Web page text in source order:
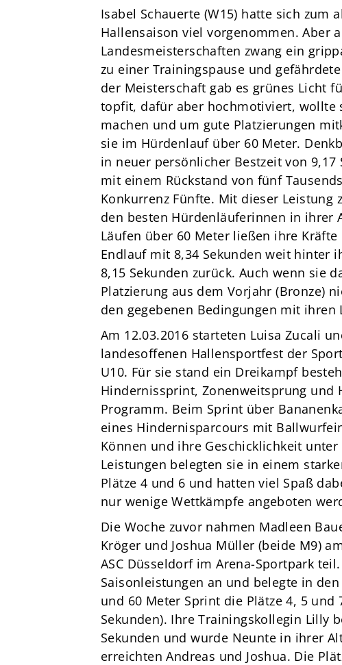
Isabel Schauerte (W15) hatte sich zum
Hallensaison viel vorgenommen. Aber
Landesmeisterschaften zwang ein
zu einer Trainingspause und
der Meisterschaft gab es grünes Licht
topfit, dafür aber hochmotiviert, wollte
machen und um gute Platzierungen
sie im Hürdenlauf über 60 Meter.
in neuer persönlicher Bestzeit von
mit einem Rückstand von fünf
Konkurrenz Fünfte. Mit dieser
den besten Hürdenläuferinnen in ihrer
Läufen über 60 Meter ließen ihre
Endlauf mit 8,34 Sekunden weit hinter
8,15 Sekunden zurück. Auch wenn sie
Platzierung aus dem Vorjahr (Bronze)
den gegebenen Bedingungen mit
Am 12.03.2016 starteten Luisa Zucali
landesoffenen Hallensportfest der
U10. Für sie stand ein Dreikampf
Hindernissprint, Zonenweitsprung und
Programm. Beim Sprint über
eines Hindernisparcours mit
Können und ihre Geschicklichkeit
Leistungen belegten sie in einem
Plätze 4 und 6 und hatten viel Spaß
nur wenige Wettkämpfe angeboten
Die Woche zuvor nahmen Madleen
Kröger und Joshua Müller (beide M9)
ASC Düsseldorf im Arena-Sportpark
Saisonleistungen an und belegte in
und 60 Meter Sprint die Plätze 4, 5 und
Sekunden). Ihre Trainingskollegin Lilly
Sekunden und wurde Neunte in ihrer
erreichten Andreas und Joshua. Die